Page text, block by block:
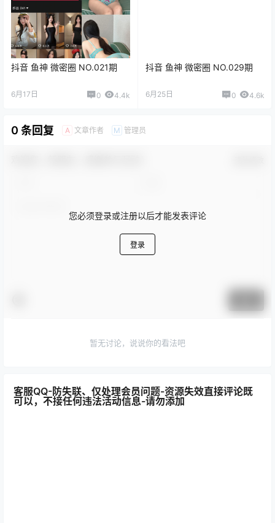
抖音 鱼神 微密圈 NO.021期
6月17日 0 4.4k
抖音 鱼神 微密圈 NO.029期
6月25日 0 4.6k
0 条回复 A 文章作者 M 管理员
您必须登录或注册以后才能发表评论
登录
暂无讨论，说说你的看法吧
客服QQ-防失联、仅处理会员问题-资源失效直接评论既
可以，不接任何违法活动信息-请勿添加